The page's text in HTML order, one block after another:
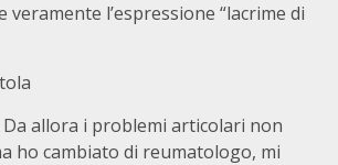
veramente l’espressione “lacrime di
Da allora i problemi articolari non
ho cambiato di reumatologo, mi